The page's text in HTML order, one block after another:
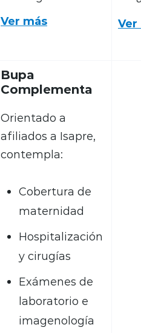
Ver más
Ver
Bupa
Complementa
Orientado a
afiliados a Isapre,
contempla:
Cobertura de
maternidad
Hospitalización
y cirugías
Exámenes de
laboratorio e
imagenología